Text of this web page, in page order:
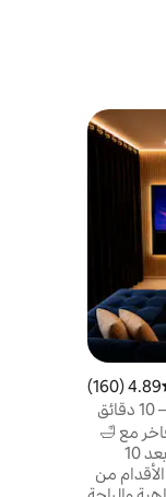
التقييم 4.89 من 5، 160 مراجعات
4.89 (160)
جناح فاخر مع جاكوزي وغرفة سينما – 10 دقائق
مع 🛁
جاكوزي و🎬 سينما خاصة، ويقع على بعد 10
على الأقدام من